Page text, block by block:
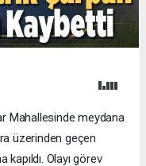
Mahallesinde meydana
üzerinden geçen
Olayı görev